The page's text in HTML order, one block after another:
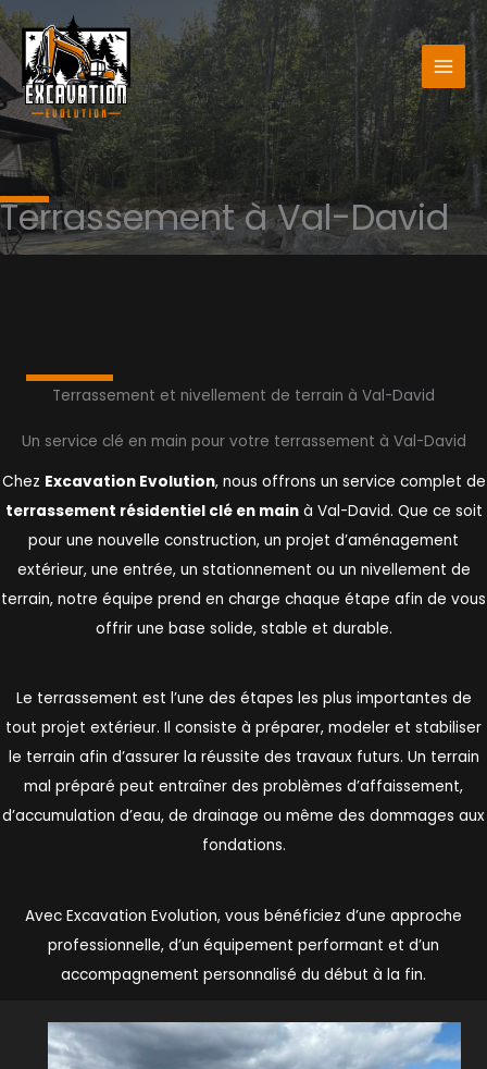
Aller
au
contenu
Terrassement à Val-David
Terrassement et nivellement de terrain à Val-David
Un service clé en main pour votre terrassement à Val-David
Chez Excavation Evolution, nous offrons un service complet de
terrassement résidentiel clé en mainà Val-David. Que ce soit
pour une nouvelle construction, un projet d’aménagement
extérieur, une entrée, un stationnement ou un nivellement de
terrain, notre équipe prend en charge chaque étape afin de vous
offrir une base solide, stable et durable.
Le terrassement est l’une des étapes les plus importantes de
tout projet extérieur. Il consiste à préparer, modeler et stabiliser
le terrain afin d’assurer la réussite des travaux futurs. Un terrain
mal préparé peut entraîner des problèmes d’affaissement,
d’accumulation d’eau, de drainage ou même des dommages aux
fondations.
Avec Excavation Evolution, vous bénéficiez d’une approche
professionnelle, d’un équipement performant et d’un
accompagnement personnalisé du début à la fin.